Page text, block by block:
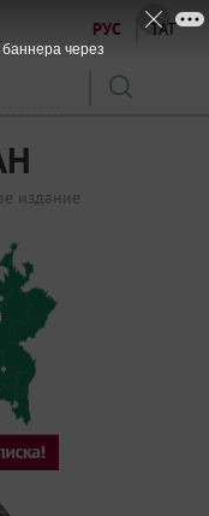
РУС ТАТ
издание
через